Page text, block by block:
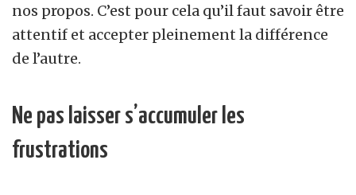
nos propos. C’est pour cela qu’il faut savoir être
attentif et accepter pleinement la différence
de l’autre.
Ne pas laisser s’accumuler les
frustrations